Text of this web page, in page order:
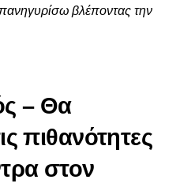
βλέποντας την
– Θα
πιθανότητες
στον